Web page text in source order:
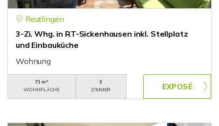
Reutlingen
3-Zi. Whg. in RT-Sickenhausen inkl. Stellplatz
und Einbauküche
Wohnung
71 m²
WOHNFLÄCHE
3
ZIMMER